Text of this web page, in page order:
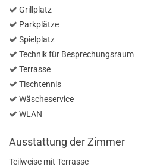
Grillplatz
Parkplätze
Spielplatz
Technik für Besprechungsraum
Terrasse
Tischtennis
Wäscheservice
WLAN
Ausstattung der Zimmer
Teilweise mit Terrasse